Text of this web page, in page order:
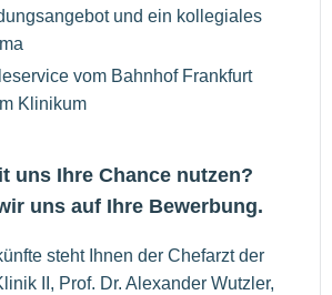
und ein kollegiales
vom Bahnhof Frankfurt
Klinikum
uns Ihre Chance nutzen?
uns auf Ihre Bewerbung.
steht Ihnen der Chefarzt der
II, Prof. Dr. Alexander Wutzler,